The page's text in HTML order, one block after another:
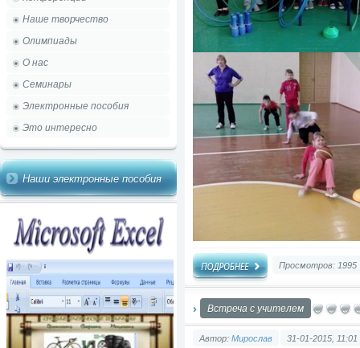
Наше творчество
Олимпиады
О нас
Семинары
Электронные пособия
Это интересно
Наши электронные пособия
Просмотров: 1995
Встреча с учителем
Автор: Мирослав 31-01-2015, 11:01